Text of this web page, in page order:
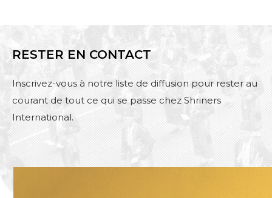
RESTER EN CONTACT
Inscrivez-vous à notre liste de diffusion pour rester au
courant de tout ce qui se passe chez Shriners
International.